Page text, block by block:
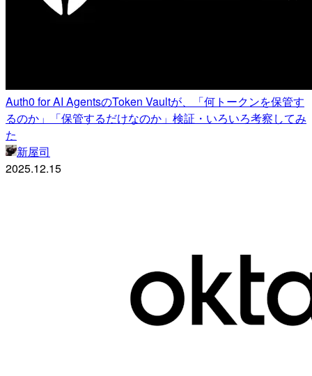
Auth0 for AI AgentsのToken Vaultが、「何トークンを保管す
るのか」「保管するだけなのか」検証・いろいろ考察してみ
た
新屋司
2025.12.15